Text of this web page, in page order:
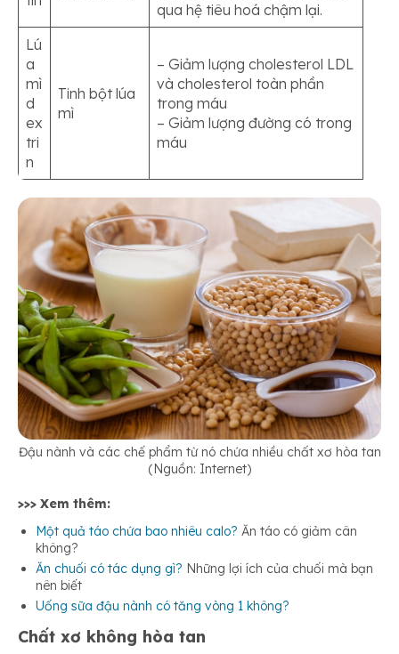
qua hệ tiêu hoá chậm lại.
Lú
a
mì
d
ex
tri
n
Tinh bột lúa
mì
– Giảm lượng cholesterol LDL
và cholesterol toàn phần
trong máu
– Giảm lượng đường có trong
máu
Đậu nành và các chế phẩm từ nó chứa nhiều chất xơ hòa tan
(Nguồn: Internet)
>>> Xem thêm:
Một quả táo chứa bao nhiêu calo? Ăn táo có giảm cân
không?
Ăn chuối có tác dụng gì? Những lợi ích của chuối mà bạn
nên biết
Uống sữa đậu nành có tăng vòng 1 không?
Chất xơ không hòa tan